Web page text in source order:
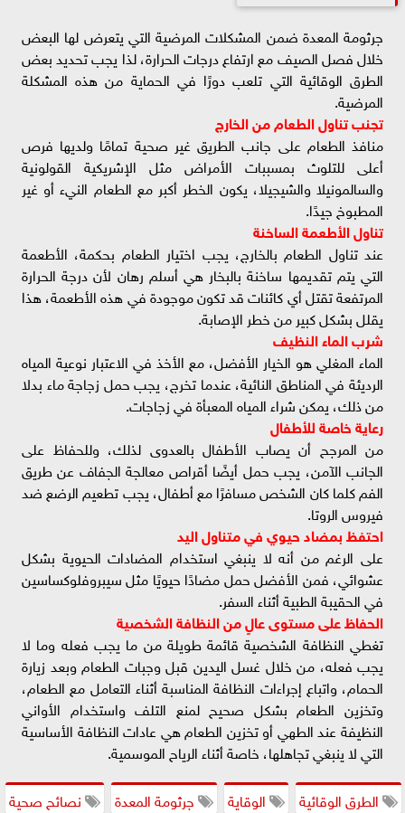
جرثومة المعدة ضمن المشكلات المرضية التي يتعرض لها البعض
خلال فصل الصيف مع ارتفاع درجات الحرارة، لذا يجب تحديد بعض
الطرق الوقائية التي تلعب دورًا في الحماية من هذه المشكلة
المرضية.
تجنب تناول الطعام من الخارج
منافذ الطعام على جانب الطريق غير صحية تمامًا ولديها فرص
أعلى للتلوث بمسببات الأمراض مثل الإشريكية القولونية
والسالمونيلا والشيجيلا، يكون الخطر أكبر مع الطعام النيء أو غير
المطبوخ جيدًا.
تناول الأطعمة الساخنة
عند تناول الطعام بالخارج، يجب اختيار الطعام بحكمة، الأطعمة
التي يتم تقديمها ساخنة بالبخار هي أسلم رهان لأن درجة الحرارة
المرتفعة تقتل أي كائنات قد تكون موجودة في هذه الأطعمة، هذا
يقلل بشكل كبير من خطر الإصابة.
شرب الماء النظيف
الماء المغلي هو الخيار الأفضل، مع الأخذ في الاعتبار نوعية المياه
الرديئة في المناطق النائية، عندما تخرج، يجب حمل زجاجة ماء بدلا
من ذلك، يمكن شراء المياه المعبأة في زجاجات.
رعاية خاصة للأطفال
من المرجح أن يصاب الأطفال بالعدوى لذلك، وللحفاظ على
الجانب الآمن، يجب حمل أيضًا أقراص معالجة الجفاف عن طريق
الفم كلما كان الشخص مسافرًا مع أطفال، يجب تطعيم الرضع ضد
فيروس الروتا.
احتفظ بمضاد حيوي في متناول اليد
على الرغم من أنه لا ينبغي استخدام المضادات الحيوية بشكل
عشوائي، فمن الأفضل حمل مضادًا حيويًا مثل سيبروفلوكساسين
في الحقيبة الطبية أثناء السفر.
الحفاظ على مستوى عالٍ من النظافة الشخصية
تغطي النظافة الشخصية قائمة طويلة من ما يجب فعله وما لا
يجب فعله، من خلال غسل اليدين قبل وجبات الطعام وبعد زيارة
الحمام، واتباع إجراءات النظافة المناسبة أثناء التعامل مع الطعام،
وتخزين الطعام بشكل صحيح لمنع التلف واستخدام الأواني
النظيفة عند الطهي أو تخزين الطعام هي عادات النظافة الأساسية
التي لا ينبغي تجاهلها، خاصة أثناء الرياح الموسمية.
الطرق الوقائية
الوقاية جرثومة المعدة
نصائح صحية